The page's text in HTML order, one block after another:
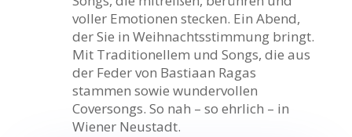
voller Emotionen stecken. Ein Abend,
der Sie in Weihnachtsstimmung bringt.
Mit Traditionellem und Songs, die aus
der Feder von Bastiaan Ragas
stammen sowie wundervollen
Coversongs. So nah – so ehrlich – in
Wiener Neustadt.